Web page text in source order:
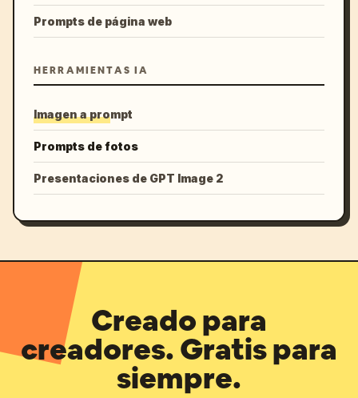
Prompts de página web
HERRAMIENTAS IA
Imagen a prompt
Prompts de fotos
Presentaciones de GPT Image 2
Creado para
creadores. Gratis para
siempre.